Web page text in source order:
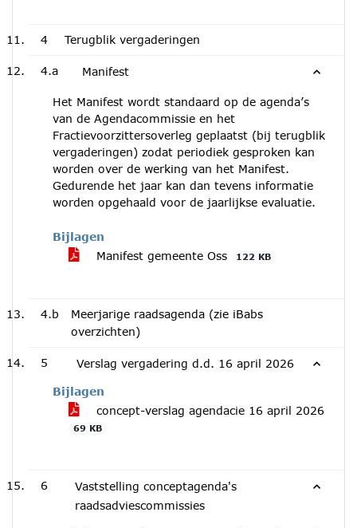
4 Terugblik vergaderingen
4.a Manifest
Het Manifest wordt standaard op de agenda’s
van de Agendacommissie en het
Fractievoorzittersoverleg geplaatst (bij terugblik
vergaderingen) zodat periodiek gesproken kan
worden over de werking van het Manifest.
Gedurende het jaar kan dan tevens informatie
worden opgehaald voor de jaarlijkse evaluatie.
Bijlagen
Manifest gemeente Oss
122 KB
4.b
Meerjarige raadsagenda (zie iBabs
overzichten)
5 Verslag vergadering d.d. 16 april 2026
Bijlagen
concept-verslag agendacie 16 april 2026
69 KB
6
Vaststelling conceptagenda's
raadsadviescommissies